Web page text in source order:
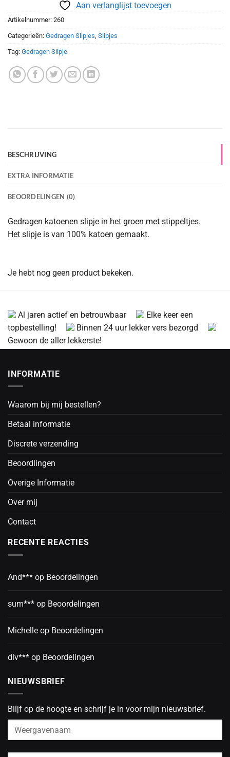
Aan verlanglijst toevoegen
Artikelnummer: 260
Categorieën: Gedragen Slipjes, Slipjes
Tag: Gedragen Slipje
BESCHRIJVING
EXTRA INFORMATIE
BEOORDELINGEN (0)
Gedragen katoenen slipje in het groen met stippeltjes.
Het slipje is van 100% katoen gemaakt.
Je hebt nog geen product bekeken.
Al jaren actief en betrouwbaar
Elke keer een
topbestelling!
Binnen 24 uur lekker vers bezorgd
Gewoon de aller lekkerste!
INFORMATIE
Waarom bij mij bestellen?
Betaal informatie
Discrete verzending
Beoordlingen
Overige Informatie
Over mij
Contact
RECENTE REACTIES
And*** op Beoordelingen
sum*** op Beoordelingen
Michelle op Beoordelingen
dlv*** op Beoordelingen
NIEUWSBRIEF
Blijf op de hoogte en schrijf je in voor mijn nieuwsbrief.